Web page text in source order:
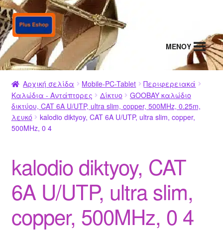
Απευθείας
μετάβαση
στην
πλοήγηση
Μετάβαση
σε
περιεχόμενο
MENΟΥ
Αρχική σελίδα Mobile-PC-Tablet
Περιφερειακά
Καλώδια - Αντάπτορες
Δίκτυο
GOOBAY καλώδιο
δικτύου, CAT 6A U/UTP, ultra slim, copper, 500MHz, 0.25m,
λευκό
kalodio diktyoy, CAT 6A U/UTP, ultra slim, copper,
500MHz, 0 4
kalodio diktyoy, CAT
6A U/UTP, ultra slim,
copper, 500MHz, 0 4